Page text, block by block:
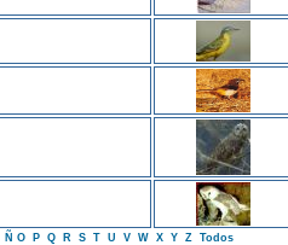
Ñ O P Q R S T U V W X Y Z Todos